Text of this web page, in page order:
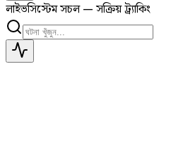
লাইভসিস্টেম সচল — সক্রিয় ট্র্যাকিং